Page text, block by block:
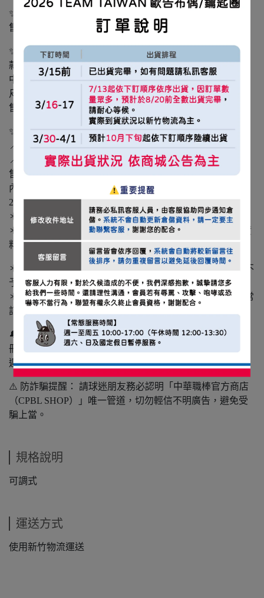
✨2026 CPBL DRAFT 選秀比賽用球
售價：650元
✨2026 CPBL DRAFT 選秀帽
款式：富邦悍將、味全龍、台鋼雄鷹、統一7-ELEVEN獅、
中信兄弟、樂天桃猿
尺寸規格：後扣款
售價：980元
✨2026 CPBL DRAFT 選秀VIP進場資格組
📍地點：台中頂粵吉品
📍時間：6/29（一）18:30（入場時間18:00）
售價：1680元
內含：入場資格券1張 、2026 CPBL DRAFT 選秀帽1 頂、
2026 CPBL DRAFT 選秀比賽用球1 顆
＊VIP入場資格套組內含之選秀帽可自由任選球隊。
＊套組商品於6/29選拔會當日現場出示訂單編號及訂購人資
料兌換、進場。
＊需完成付款後訂單方能成立，逾時未付將由系統取消並不
予保留。
＊嚴禁使用機器人等不當程式搶購，官方商城保有取消異常
訂單之權利。
🔔 註冊提醒：預期開賣流量巨大，建議提前完成會員註
冊。 開賣當下註冊可能因人流過高導致「驗證信收信延
遲」，請球迷朋友務必提前準備，確保購買順暢。
⚠️ 防詐騙提醒： 請球迷朋友務必認明「中華職棒官方商店
（CPBL SHOP）」唯一管道，切勿輕信不明廣告，避免受
騙上當。
規格說明
可調式
運送方式
使用新竹物流運送